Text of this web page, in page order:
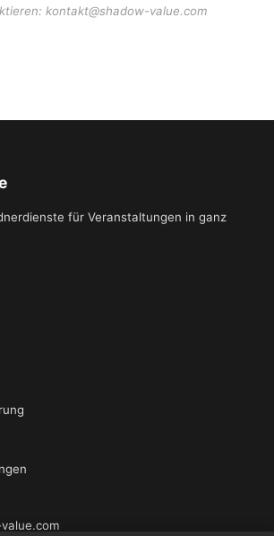
kontakt@shadow-value.com
für Veranstaltungen in ganz